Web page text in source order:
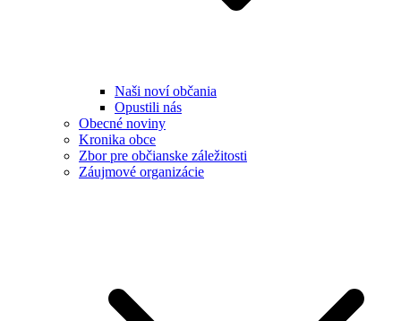
Naši noví občania
Opustili nás
Obecné noviny
Kronika obce
Zbor pre občianske záležitosti
Záujmové organizácie